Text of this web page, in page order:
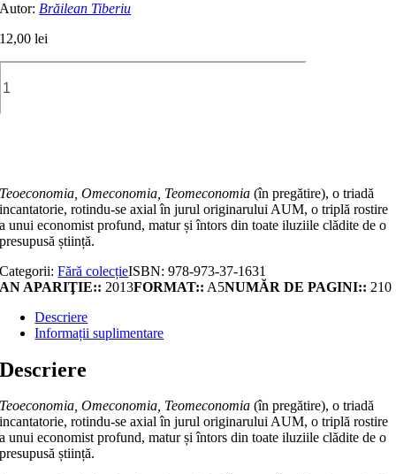
Autor: Brăilean Tiberiu
12,00lei
Teoeconomia, Omeconomia, Teomeconomia (în pregătire), o triadă
incantatorie, rotindu-se axial în jurul originarului AUM, o triplă rostire
a unui economist profund, matur și întors din toate iluziile clădite de o
presupusă știință.
Categorii:Fără colecțieISBN:978-973-37-1631
AN APARIŢIE:: 2013FORMAT:: A5NUMĂR DE PAGINI:: 210
Descriere
Informații suplimentare
Descriere
Teoeconomia, Omeconomia, Teomeconomia (în pregătire), o triadă
incantatorie, rotindu-se axial în jurul originarului AUM, o triplă rostire
a unui economist profund, matur și întors din toate iluziile clădite de o
presupusă știință.